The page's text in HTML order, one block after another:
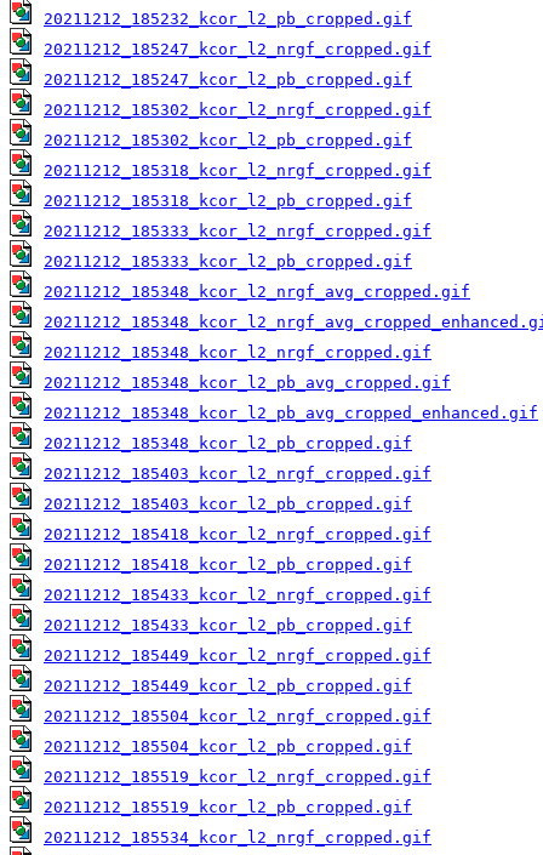
20211212_185232_kcor_l2_pb_cropped.gif
20211212_185247_kcor_l2_nrgf_cropped.gif
20211212_185247_kcor_l2_pb_cropped.gif
20211212_185302_kcor_l2_nrgf_cropped.gif
20211212_185302_kcor_l2_pb_cropped.gif
20211212_185318_kcor_l2_nrgf_cropped.gif
20211212_185318_kcor_l2_pb_cropped.gif
20211212_185333_kcor_l2_nrgf_cropped.gif
20211212_185333_kcor_l2_pb_cropped.gif
20211212_185348_kcor_l2_nrgf_avg_cropped.gif
20211212_185348_kcor_l2_nrgf_cropped.gif
20211212_185348_kcor_l2_pb_avg_cropped.gif
20211212_185348_kcor_l2_pb_avg_cropped_enhanced.gif
20211212_185348_kcor_l2_pb_cropped.gif
20211212_185403_kcor_l2_nrgf_cropped.gif
20211212_185403_kcor_l2_pb_cropped.gif
20211212_185418_kcor_l2_nrgf_cropped.gif
20211212_185418_kcor_l2_pb_cropped.gif
20211212_185433_kcor_l2_nrgf_cropped.gif
20211212_185433_kcor_l2_pb_cropped.gif
20211212_185449_kcor_l2_nrgf_cropped.gif
20211212_185449_kcor_l2_pb_cropped.gif
20211212_185504_kcor_l2_nrgf_cropped.gif
20211212_185504_kcor_l2_pb_cropped.gif
20211212_185519_kcor_l2_nrgf_cropped.gif
20211212_185519_kcor_l2_pb_cropped.gif
20211212_185534_kcor_l2_nrgf_cropped.gif